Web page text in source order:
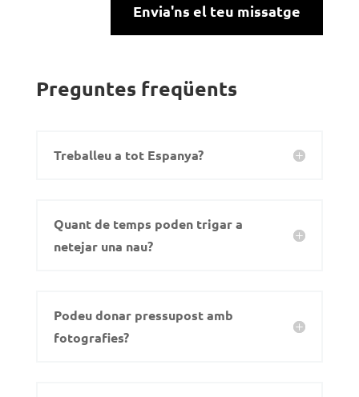
Envia'ns el teu missatge
Preguntes freqüents
Treballeu a tot Espanya?
Quant de temps poden trigar a
netejar una nau?
Podeu donar pressupost amb
fotografies?